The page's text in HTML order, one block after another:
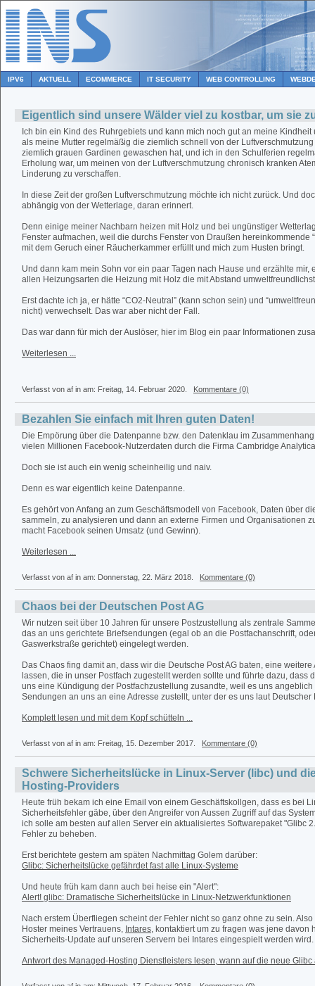
IPV6 AKTUELL ECOMMERCE IT SECURITY WEB CONTROLLING
Eigentlich sind unsere Wälder viel zu kostbar, um sie
Ich bin ein Kind des Ruhrgebiets und kann mich noch gut an meine
als meine Mutter regelmäßig die ziemlich schnell von der
ziemlich grauen Gardinen gewaschen hat, und ich in den Schulferien
Erholung war, um meinen von der Luftverschmutzung chronisch kranken
Linderung zu verschaffen.
In diese Zeit der großen Luftverschmutzung möchte ich nicht zurück. Und
abhängig von der Wetterlage, daran erinnert.
Denn einige meiner Nachbarn heizen mit Holz und bei ungünstiger
Fenster aufmachen, weil die durchs Fenster von Draußen hereinkommende
mit dem Geruch einer Räucherkammer erfüllt und mich zum Husten bringt.
Und dann kam mein Sohn vor ein paar Tagen nach Hause und erzählte mir,
allen Heizungsarten die Heizung mit Holz die mit Abstand
Erst dachte ich ja, er hätte “CO2-Neutral” (kann schon sein) und
nicht) verwechselt. Das war aber nicht der Fall.
Das war dann für mich der Auslöser, hier im Blog ein paar Informationen
Weiterlesen ...
Verfasst von af in am: Freitag, 14. Februar 2020. Kommentare (0)
Bezahlen Sie einfach mit Ihren guten Daten!
Die Empörung über die Datenpanne bzw. den Datenklau im
vielen Millionen Facebook-Nutzerdaten durch die Firma Cambridge
Doch sie ist auch ein wenig scheinheilig und naiv.
Denn es war eigentlich keine Datenpanne.
Es gehört von Anfang an zum Geschäftsmodell von Facebook, Daten über
sammeln, zu analysieren und dann an externe Firmen und Organisationen
macht Facebook seinen Umsatz (und Gewinn).
Weiterlesen ...
Verfasst von af in am: Donnerstag, 22. März 2018. Kommentare (0)
Chaos bei der Deutschen Post AG
Wir nutzen seit über 10 Jahren für unsere Postzustellung als zentrale
das an uns gerichtete Briefsendungen (egal ob an die Postfachanschrift,
Gaswerkstraße gerichtet) eingelegt werden.
Das Chaos fing damit an, dass wir die Deutsche Post AG baten, eine
lassen, die in unser Postfach zugestellt werden sollte und führte dazu, dass
uns eine Kündigung der Postfachzustellung zusandte, weil es uns
Sendungen an uns an eine Adresse zustellt, unter der es uns laut Deutscher
Komplett lesen und mit dem Kopf schütteln ...
Verfasst von af in am: Freitag, 15. Dezember 2017. Kommentare (0)
Schwere Sicherheitslücke in Linux-Server (libc) und
Hosting-Providers
Heute früh bekam ich eine Email von einem Geschäftskollgen, dass es bei
Sicherheitsfehler gäbe, über den Angreifer von Aussen Zugriff auf das
ich solle am besten auf allen Server ein aktualisiertes Softwarepaket "Glibc
Fehler zu beheben.
Erst berichtete gestern am späten Nachmittag Golem darüber:
Glibc: Sicherheitslücke gefährdet fast alle Linux-Systeme
Und heute früh kam dann auch bei heise ein "Alert":
Alert! glibc: Dramatische Sicherheitslücke in Linux-Netzwerkfunktionen
Nach erstem Überfliegen scheint der Fehler nicht so ganz ohne zu sein.
Hoster meines Vertrauens, Intares , kontaktiert um zu fragen was jene davon
Sicherheits-Update auf unseren Servern bei Intares eingespielt werden wird.
Antwort des Managed-Hosting Dienstleisters lesen, wann auf die neue Glibc